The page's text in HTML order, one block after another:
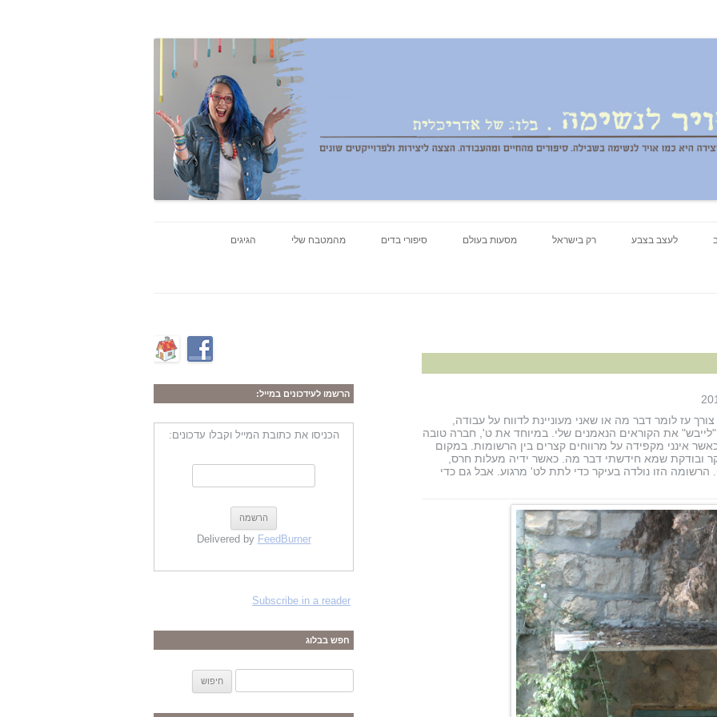
של אדריכלית
לתוכן
לעצב בצבע רק בישראל מסעות בעולם סיפורי בדים מהמטבח שלי הגיגים
עז לומר דבר מה או שאני מעוניינת לדווח על עבודה,
"לייבש" את הקוראים הנאמנים שלי. במיוחד את ט', חברה טובה
אינני מקפידה על מרווחים קצרים בין הרשומות. במקום
ובודקת שמא חידשתי דבר מה. כאשר ידיה מעלות חרס,
הרשומה הזו נולדה בעיקר כדי לתת לט' מרגוע. אבל גם כדי
הרשמו לעידכונים במייל:
הכניסו את כתובת המייל וקבלו עדכונים:
Delivered by FeedBurner
Subscribe in a reader
חפש בבלוג